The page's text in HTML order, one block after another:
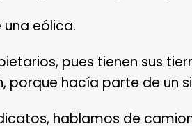
eólica.
pues tienen sus
porque hacía parte de un
hablamos de